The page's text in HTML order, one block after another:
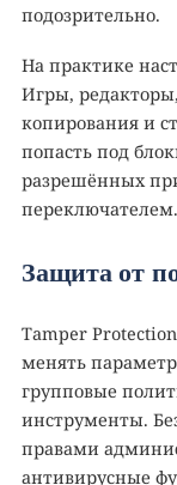
подозрительно.
На практике
Игры,
копирования и
попасть под
разрешённых
переключателем.
Защита от
Tamper
менять
групповые
инструменты.
правами
антивирусные